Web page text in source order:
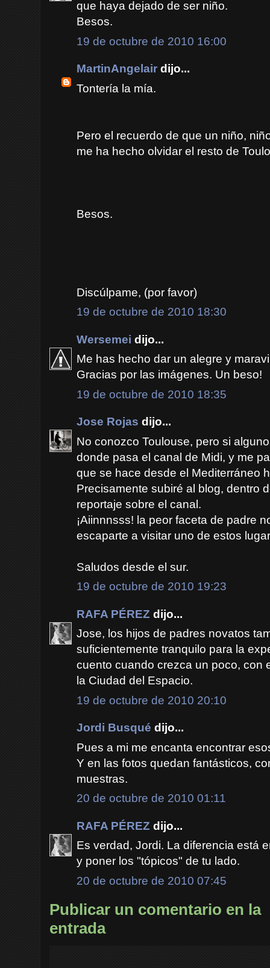
que haya dejado de ser niño.
Besos.
19 de octubre de 2010 16:00
MartinAngelair dijo...
Tontería la mía.
Pero el recuerdo de que un niño,
me ha hecho olvidar el resto de
Besos.
Discúlpame, (por favor)
19 de octubre de 2010 18:30
Wersemei dijo...
Me has hecho dar un alegre y
Gracias por las imágenes. Un beso!
19 de octubre de 2010 18:35
Jose Rojas dijo...
No conozco Toulouse, pero si
donde pasa el canal de Midi, y me
que se hace desde el Mediterráneo
Precisamente subiré al blog, dentro
reportaje sobre el canal.
¡Aiinnnsss! la peor faceta de padre
escaparte a visitar uno de estos
Saludos desde el sur.
19 de octubre de 2010 19:23
RAFA PÉREZ dijo...
Jose, los hijos de padres novatos
suficientemente tranquilo para la
cuento cuando crezca un poco, con
la Ciudad del Espacio.
19 de octubre de 2010 20:10
Jordi Busqué dijo...
Pues a mi me encanta encontrar
Y en las fotos quedan fantásticos,
muestras.
20 de octubre de 2010 01:11
RAFA PÉREZ dijo...
Es verdad, Jordi. La diferencia está
y poner los "tópicos" de tu lado.
20 de octubre de 2010 07:45
Publicar un comentario en la
entrada